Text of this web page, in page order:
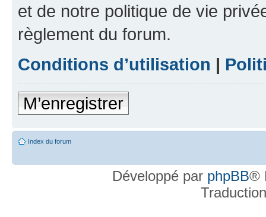
et de notre politique de vie
règlement du forum.
Conditions d’utilisation |
M’enregistrer
Index du forum
Développé par phpBB®